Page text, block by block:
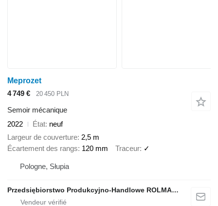
Meprozet
4 749 €
20 450 PLN
Semoir mécanique
2022
État neuf
Largeur de couverture 2,5 m
Écartement des rangs 120 mm Traceur ✓
Pologne, Słupia
Przedsiębiorstwo Produkcyjno-Handlowe ROLMAPOL Marcin Dziekan